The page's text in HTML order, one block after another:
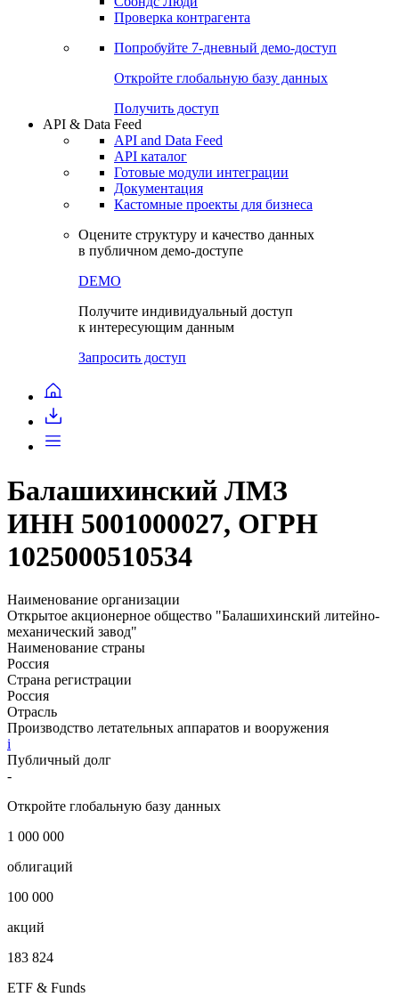
Сохраненные запросы
Чат
Проверка контрагента
Попробуйте7-дневный
Откройте глобальную базу данных
Получить доступ
API & Data Feed
API and Data Feed
Готовые модули интеграции
Документация
в публичном демо-доступе
Балашихинский ЛМЗ
1025000510534
Наименование организации
Открытое акционерное общество "Балашихинский литейно-
механический завод"
Наименование страны
Россия
Страна регистрации
Россия
i
-
Откройте глобальную базу данных
1 000 000
облигаций
100 000
акций